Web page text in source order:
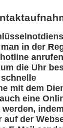
in der
die Uhr
mit dem
eine
auf der